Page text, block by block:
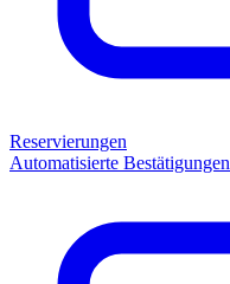
Reservierungen
Automatisierte